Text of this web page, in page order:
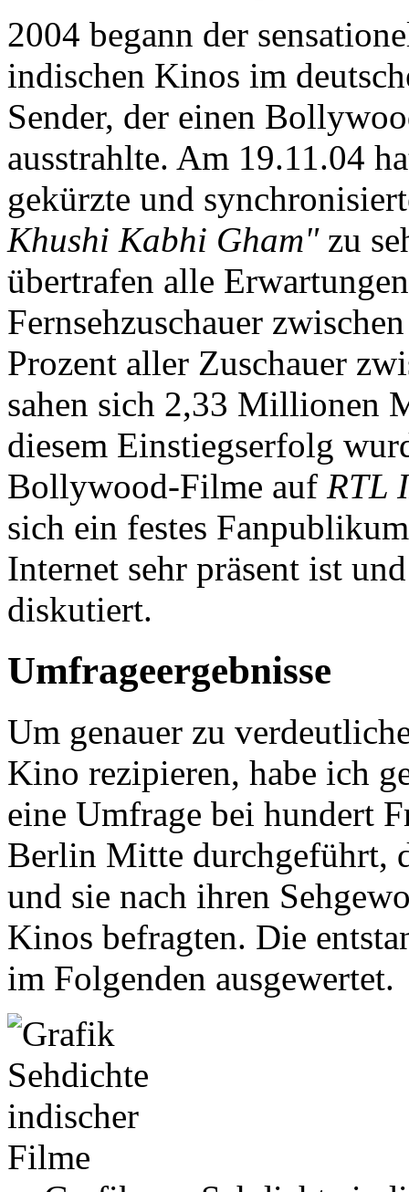
2004 begann der
indischen Kinos im
Sender, der einen
ausstrahlte. Am 19.11.04
gekürzte und
Khushi Kabhi Gham"zu
übertrafen alle
Fernsehzuschauer
Prozent aller Zuschauer
sahen sich 2,33 Millionen
diesem Einstiegserfolg
Bollywood-Filme auf RTL
sich ein festes
Internet sehr präsent ist
diskutiert.
Umfrageergebnisse
Um genauer zu
Kino rezipieren, habe ich
eine Umfrage bei hundert
Berlin Mitte durchgeführt,
und sie nach ihren
Kinos befragten. Die
im Folgenden ausgewertet.